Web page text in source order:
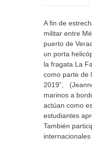
A fin de
militar entre
puerto de
un porta
la fragata La
como parte de
2019”,
marinos a
actúan como
estudiantes
También